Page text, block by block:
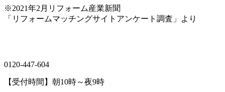
※2021年2月リフォーム産業新聞
「リフォームマッチングサイトアンケート調査」より
0120-447-604
【受付時間】朝10時～夜9時